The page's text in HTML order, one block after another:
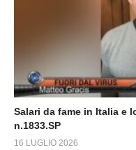
Salari da fame in Italia e
n.1833.SP
16 LUGLIO 2026